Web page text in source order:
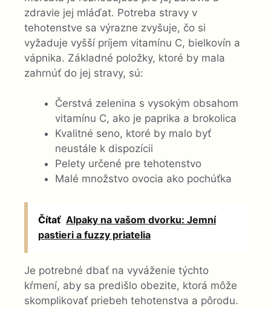
zdravie jej mláďat. Potreba stravy v
tehotenstve sa výrazne zvyšuje, čo si
vyžaduje vyšší príjem vitamínu C, bielkovín a
vápnika. Základné položky, ktoré by mala
zahrnúť do jej stravy, sú:
Čerstvá zelenina s vysokým obsahom
vitamínu C, ako je paprika a brokolica
Kvalitné seno, ktoré by malo byť
neustále k dispozícii
Pelety určené pre tehotenstvo
Malé množstvo ovocia ako pochúťka
Čítať Alpaky na vašom dvorku: Jemní
pastieri a fuzzy priatelia
Je potrebné dbať na vyváženie týchto
kŕmení, aby sa predišlo obezite, ktorá môže
skomplikovať priebeh tehotenstva a pôrodu.